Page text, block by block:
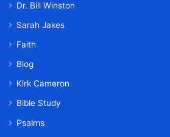
Dr. Bill Winston
Sarah Jakes
Faith
Blog
Kirk Cameron
Bible Study
Psalms